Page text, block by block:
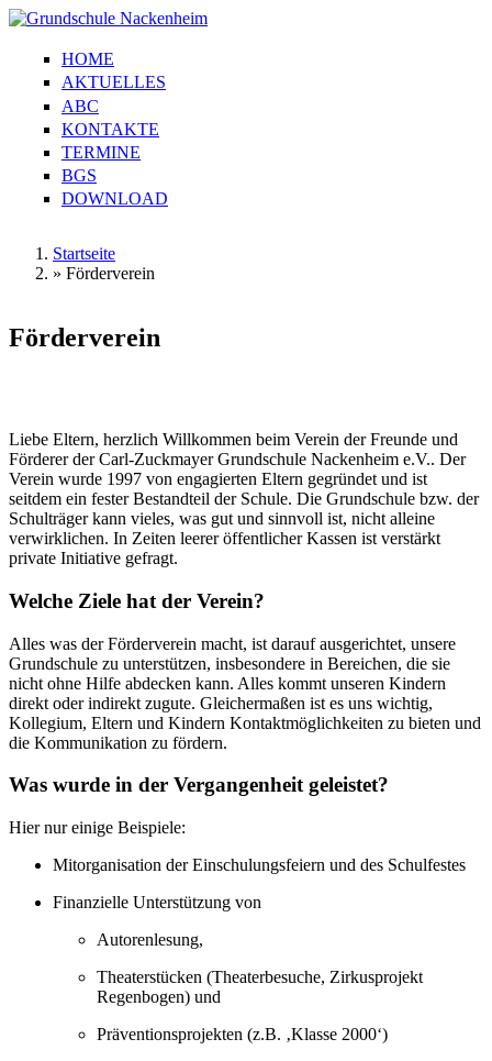
Direkt zum Inhalt
Grundschule
Nackenheim
Hauptmenü
HOME
AKTUELLES
ABC
KONTAKTE
TERMINE
BGS
DOWNLOAD
Sie sind hier
Startseite
» Förderverein
Förderverein
Liebe Eltern, herzlich Willkommen beim Verein der Freunde und
Förderer der Carl-Zuckmayer Grundschule Nackenheim e.V.. Der
Verein wurde 1997 von engagierten Eltern gegründet und ist
seitdem ein fester Bestandteil der Schule. Die Grundschule bzw. der
Schulträger kann vieles, was gut und sinnvoll ist, nicht alleine
verwirklichen. In Zeiten leerer öffentlicher Kassen ist verstärkt
private Initiative gefragt.
Welche Ziele hat der Verein?
Alles was der Förderverein macht, ist darauf ausgerichtet, unsere
Grundschule zu unterstützen, insbesondere in Bereichen, die sie
nicht ohne Hilfe abdecken kann. Alles kommt unseren Kindern
direkt oder indirekt zugute. Gleichermaßen ist es uns wichtig,
Kollegium, Eltern und Kindern Kontaktmöglichkeiten zu bieten und
die Kommunikation zu fördern.
Was wurde in der Vergangenheit geleistet?
Hier nur einige Beispiele:
Mitorganisation der Einschulungsfeiern und des Schulfestes
Finanzielle Unterstützung von
Autorenlesung,
Theaterstücken (Theaterbesuche, Zirkusprojekt
Regenbogen) und
Präventionsprojekten (z.B. ‚Klasse 2000‘)